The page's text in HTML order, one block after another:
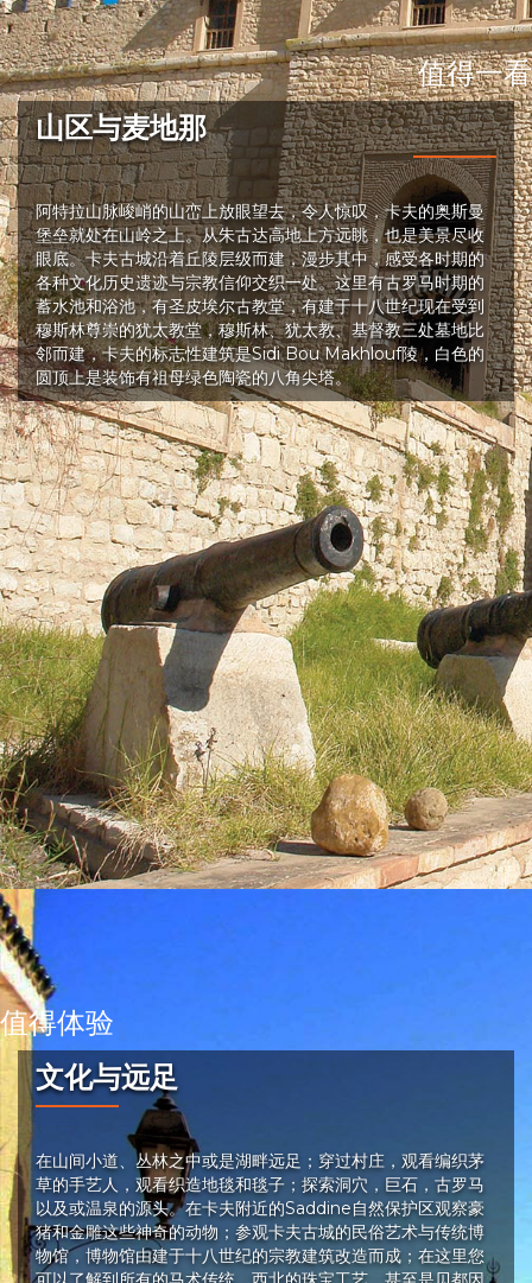
值得一看
山区与麦地那
阿特拉山脉峻峭的山峦上放眼望去，令人惊叹，卡夫的奥斯曼
堡垒就处在山岭之上。从朱古达高地上方远眺，也是美景尽收
眼底。卡夫古城沿着丘陵层级而建，漫步其中，感受各时期的
各种文化历史遗迹与宗教信仰交织一处。这里有古罗马时期的
蓄水池和浴池，有圣皮埃尔古教堂，有建于十八世纪现在受到
穆斯林尊崇的犹太教堂，穆斯林、犹太教、基督教三处墓地比
邻而建，卡夫的标志性建筑是Sidi Bou Makhlouf陵，白色的
圆顶上是装饰有祖母绿色陶瓷的八角尖塔。
值得体验
文化与远足
在山间小道、丛林之中或是湖畔远足；穿过村庄，观看编织茅
草的手艺人，观看织造地毯和毯子；探索洞穴，巨石，古罗马
以及或温泉的源头。在卡夫附近的Saddine自然保护区观察豪
猪和金雕这些神奇的动物；参观卡夫古城的民俗艺术与传统博
物馆，博物馆由建于十八世纪的宗教建筑改造而成；在这里您